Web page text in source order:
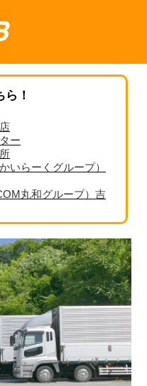
！
ー
いらーくグループ）
丸和グループ）吉